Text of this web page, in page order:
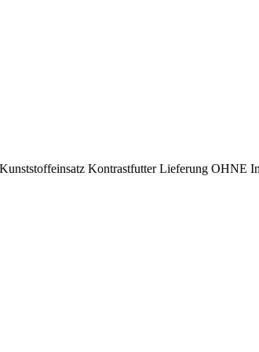
Kontrastfutter Lieferung OHNE